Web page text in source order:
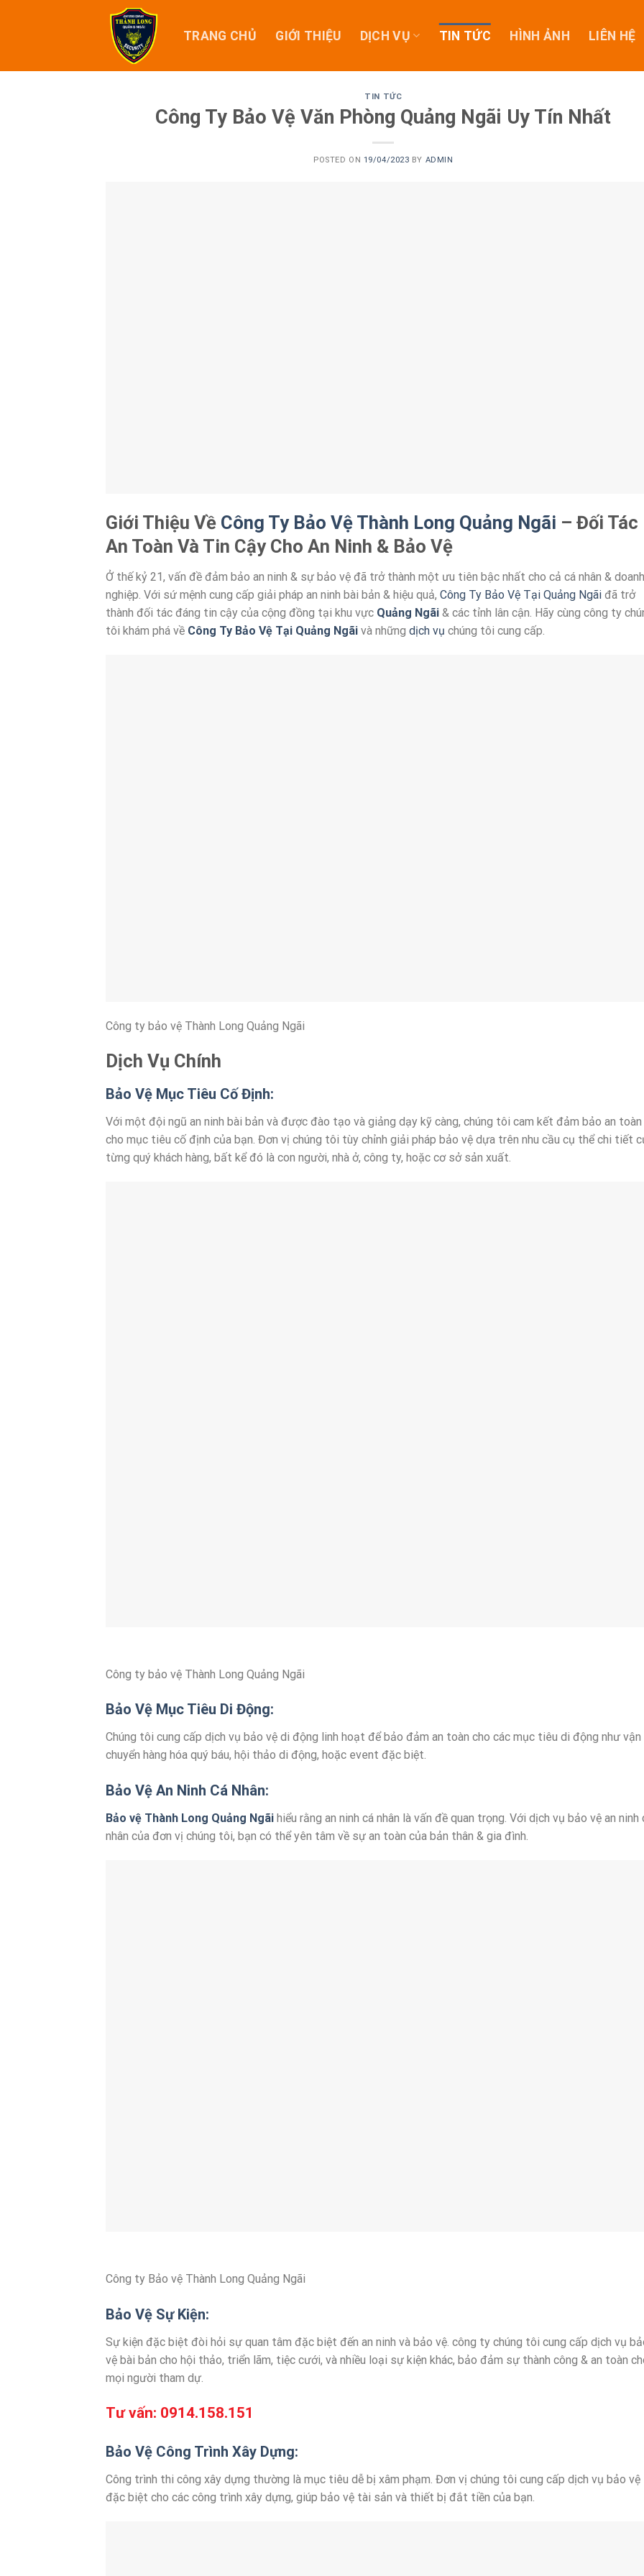
TRANG CHỦ GIỚI THIỆU DỊCH VỤ TIN TỨC HÌNH ẢNH LIÊN HỆ
TIN TỨC
Công Ty Bảo Vệ Văn Phòng Quảng Ngãi Uy Tín Nhất
POSTED ON 19/04/2023 BY ADMIN
Giới Thiệu Về Công Ty Bảo Vệ Thành Long Quảng Ngãi – Đối Tác
An Toàn Và Tin Cậy Cho An Ninh & Bảo Vệ
Ở thế kỷ 21, vấn đề đảm bảo an ninh & sự bảo vệ đã trở thành một ưu tiên bậc nhất cho cả cá nhân & doanh
nghiệp. Với sứ mệnh cung cấp giải pháp an ninh bài bản & hiệu quả, Công Ty Bảo Vệ Tại Quảng Ngãi đã trở
thành đối tác đáng tin cậy của cộng đồng tại khu vực Quảng Ngãi & các tỉnh lân cận. Hãy cùng công ty
tôi khám phá về Công Ty Bảo Vệ Tại Quảng Ngãi và những dịch vụ chúng tôi cung cấp.
Công ty bảo vệ Thành Long Quảng Ngãi
Dịch Vụ Chính
Bảo Vệ Mục Tiêu Cố Định:
Với một đội ngũ an ninh bài bản và được đào tạo và giảng dạy kỹ càng, chúng tôi cam kết đảm bảo an toàn
cho mục tiêu cố định của bạn. Đơn vị chúng tôi tùy chỉnh giải pháp bảo vệ dựa trên nhu cầu cụ thể chi tiết
từng quý khách hàng, bất kể đó là con người, nhà ở, công ty, hoặc cơ sở sản xuất.
Công ty bảo vệ Thành Long Quảng Ngãi
Bảo Vệ Mục Tiêu Di Động:
Chúng tôi cung cấp dịch vụ bảo vệ di động linh hoạt để bảo đảm an toàn cho các mục tiêu di động như vận
chuyển hàng hóa quý báu, hội thảo di động, hoặc event đặc biệt.
Bảo Vệ An Ninh Cá Nhân:
Bảo vệ Thành Long Quảng Ngãi hiểu rằng an ninh cá nhân là vấn đề quan trọng. Với dịch vụ bảo vệ an ninh
nhân của đơn vị chúng tôi, bạn có thể yên tâm về sự an toàn của bản thân & gia đình.
Công ty Bảo vệ Thành Long Quảng Ngãi
Bảo Vệ Sự Kiện:
Sự kiện đặc biệt đòi hỏi sự quan tâm đặc biệt đến an ninh và bảo vệ. công ty chúng tôi cung cấp dịch vụ
vệ bài bản cho hội thảo, triển lãm, tiệc cưới, và nhiều loại sự kiện khác, bảo đảm sự thành công & an toàn
mọi người tham dự.
Tư vấn: 0914.158.151
Bảo Vệ Công Trình Xây Dựng:
Công trình thi công xây dựng thường là mục tiêu dễ bị xâm phạm. Đơn vị chúng tôi cung cấp dịch vụ bảo vệ
đặc biệt cho các công trình xây dựng, giúp bảo vệ tài sản và thiết bị đắt tiền của bạn.